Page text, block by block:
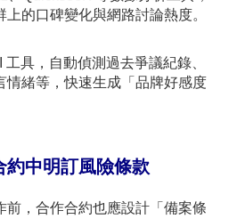
的口碑變化與網路討論熱度。
具，自動偵測過去爭議紀錄、
情緒等，快速生成「品牌好感度
約中明訂風險條款
前，合作合約也應設計「備案條